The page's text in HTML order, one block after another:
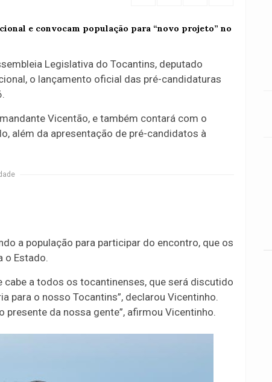
Legislativa do Tocantins, deputado
o lançamento oficial das pré-candidaturas
Vicentão, e também contará com o
além da apresentação de pré-candidatos à
a população para participar do encontro, que os
o Estado.
a todos os tocantinenses, que será discutido
para o nosso Tocantins”, declarou Vicentinho.
da nossa gente”, afirmou Vicentinho.